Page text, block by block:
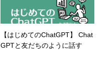
【はじめてのChatGPT】 Chat
GPTと友だちのように話す